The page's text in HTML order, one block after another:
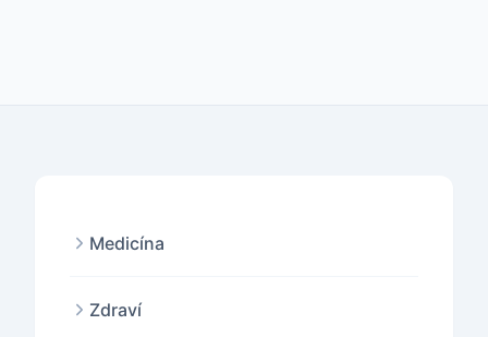
Medicína
Zdraví